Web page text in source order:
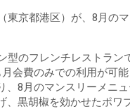
東京都港区）が、8月の
型のフレンチレストラ
会費のみでの利用が可
8月のマンスリーメニ
黒胡椒を効かせたポワ